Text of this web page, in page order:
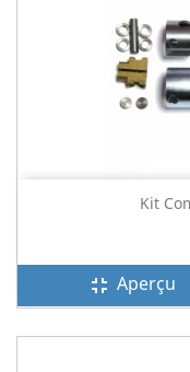
Kit
fullscreen_exit Aperçu